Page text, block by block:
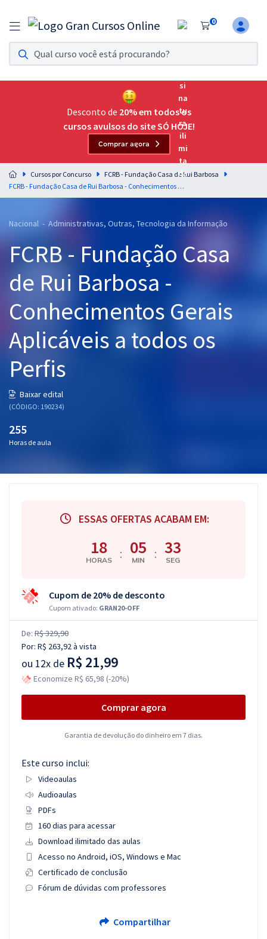
0
Assinatura Ilimitada 11
Acesso a todos os cursos. Teste grátis por 7 dias!
Assinatura OAB Até Passar
Acesso ilimitado a toda preparação para o Exame da
Residências Multiprofissionais
Preparação completa e intensiva para as principais
residências em saúde do Brasil
Cursos 20% OFF
Pós
Graduação
OAB
Mentorias
Questões grátis
Blog
Desconto de 20% em todos os
cursos avulsos do site SÓ HOJE!
Comprar agora
Cursos por Concurso
FCRB - Fundação Casa de Rui Barbosa
FCRB - Fundação Casa de Rui Barbosa - Conhecimentos Gerais Aplicáveis a todos os Perfis
Nacional - Administrativas, Outras, Tecnologia da Informação
FCRB - Fundação Casa
de Rui Barbosa -
Conhecimentos Gerais
Aplicáveis a todos os
Perfis
Baixar edital
(CÓDIGO: 190234)
255
Horas de aula
ESSAS OFERTAS ACABAM EM:
18
HORAS : 05
MIN : 32
SEG
Cupom de 20% de desconto
Cupom ativado: GRAN20-OFF
De: R$ 329,90
Por: R$ 263,92à vista
ou 12x de R$ 21,99
Economize R$ 65,98 (-20%)
Comprar agora
Garantia de devolução do dinheiro em 7 dias.
Este curso inclui:
Videoaulas
Audioaulas
PDFs
160 dias para acessar
Download ilimitado das aulas
Acesso no Android, iOS, Windows e Mac
Certificado de conclusão
Fórum de dúvidas com professores
Compartilhar